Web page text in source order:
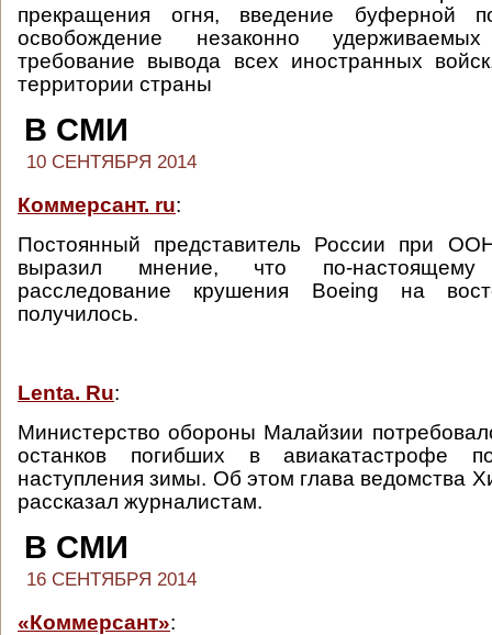
прекращения огня, введение буферной
освобождение незаконно
требование вывода всех иностранных
территории страны
В СМИ
10 СЕНТЯБРЯ 2014
Коммерсант. ru:
Постоянный представитель России при
выразил мнение, что по-настоящему
расследование крушения Boeing на
получилось.
Lenta. Ru:
Министерство обороны Малайзии
останков погибших в авиакатастрофе
наступления зимы. Об этом глава ведомства
рассказал журналистам.
В СМИ
16 СЕНТЯБРЯ 2014
«Коммерсант»: